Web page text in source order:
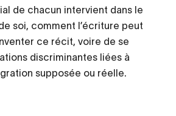
de chacun intervient dans le
soi, comment l’écriture peut
ce récit, voire de se
discriminantes liées à
supposée ou réelle.